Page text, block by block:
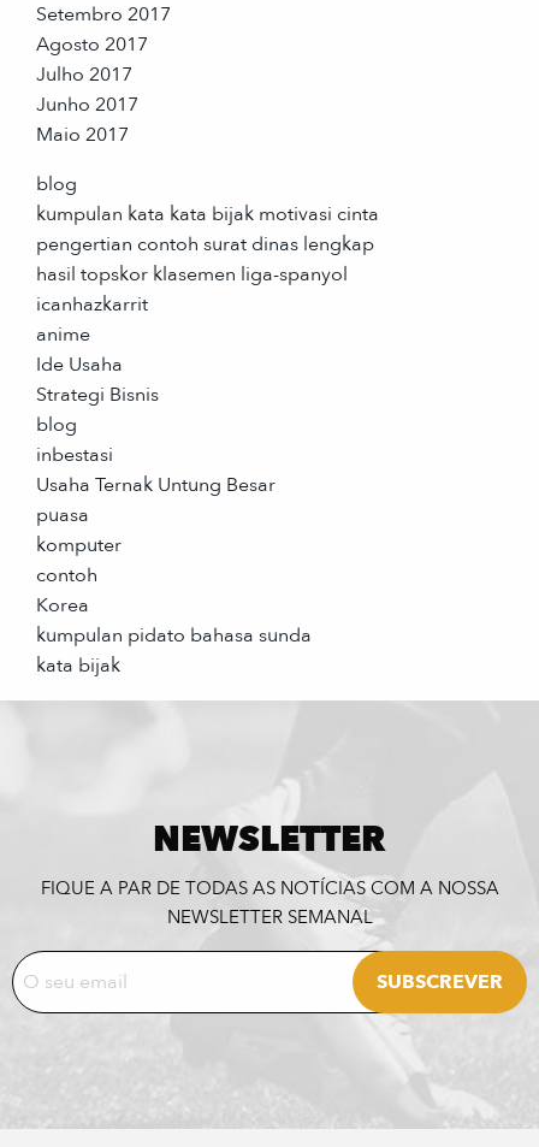
Setembro 2017
Agosto 2017
Julho 2017
Junho 2017
Maio 2017
blog
kumpulan kata kata bijak motivasi cinta
pengertian contoh surat dinas lengkap
hasil topskor klasemen liga-spanyol
icanhazkarrit
anime
Ide Usaha
Strategi Bisnis
blog
inbestasi
Usaha Ternak Untung Besar
puasa
komputer
contoh
Korea
kumpulan pidato bahasa sunda
kata bijak
NEWSLETTER
FIQUE A PAR DE TODAS AS NOTÍCIAS COM A NOSSA
NEWSLETTER SEMANAL